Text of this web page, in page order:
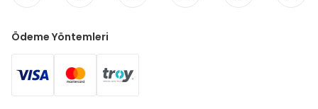
Ödeme Yöntemleri